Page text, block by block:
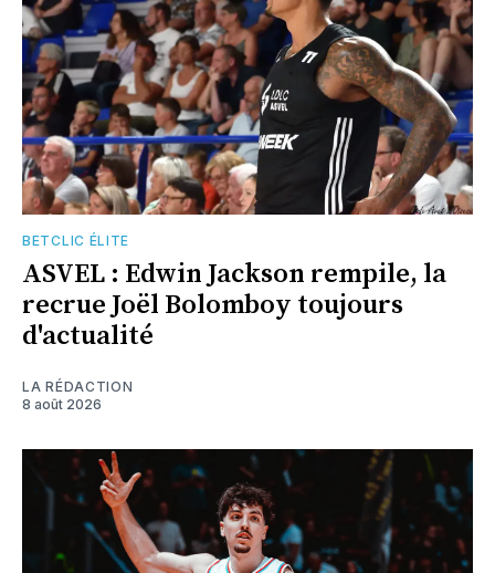
BETCLIC ÉLITE
ASVEL : Edwin Jackson rempile, la
recrue Joël Bolomboy toujours
d'actualité
LA RÉDACTION
8 août 2026